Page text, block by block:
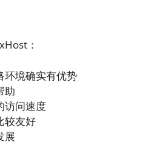
：
环境确实有优势
助
访问速度
较友好
展